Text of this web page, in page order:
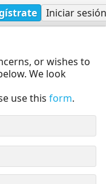
Iniciar sesión
or wishes to
We look
use this form.